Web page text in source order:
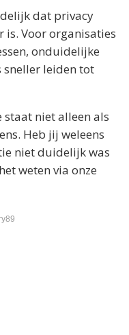
dat privacy
is. Voor organisaties
onduidelijke
leiden tot
staat niet alleen als
Heb jij weleens
niet duidelijk was
weten via onze